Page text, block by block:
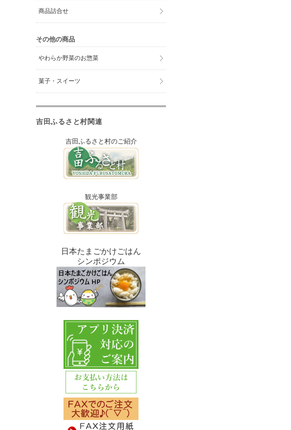
商品詰合せ
その他の商品
やわらか野菜のお惣菜
菓子・スイーツ
吉田ふるさと村関連
吉田ふるさと村のご紹介
観光事業部
日本たまごかけごはん
シンポジウム